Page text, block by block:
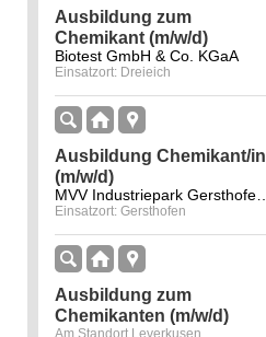
Ausbildung zum
Chemikant (m/w/d)
Biotest GmbH & Co. KGaA
Einsatzort: Dreieich
Ausbildung Chemikant/in
(m/w/d)
Einsatzort: Gersthofen
Ausbildung zum
Chemikanten (m/w/d)
Am Standort Leverkusen